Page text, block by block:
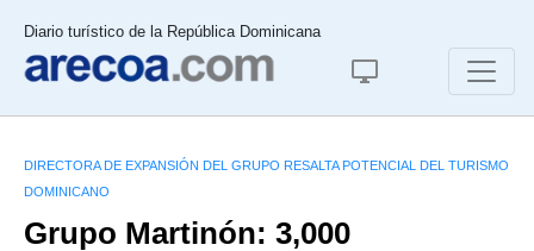
Diario turístico de la República Dominicana
DIRECTORA DE EXPANSIÓN DEL GRUPO RESALTA POTENCIAL DEL TURISMO
DOMINICANO
Grupo Martinón: 3,000